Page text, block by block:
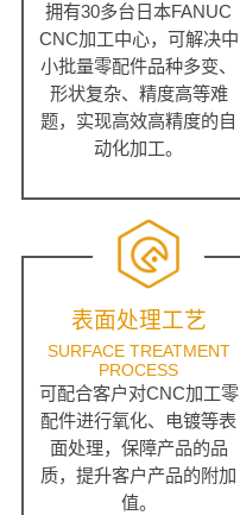
拥有30多台日本FANUC
CNC加工中心，可解决中
小批量零配件品种多变、
形状复杂、精度高等难
题，实现高效高精度的自
动化加工。
表面处理工艺
SURFACE TREATMENT
PROCESS
可配合客户对CNC加工零
配件进行氧化、电镀等表
面处理，保障产品的品
质，提升客户产品的附加
值。